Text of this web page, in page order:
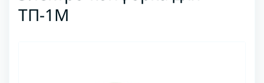
ТП-1М